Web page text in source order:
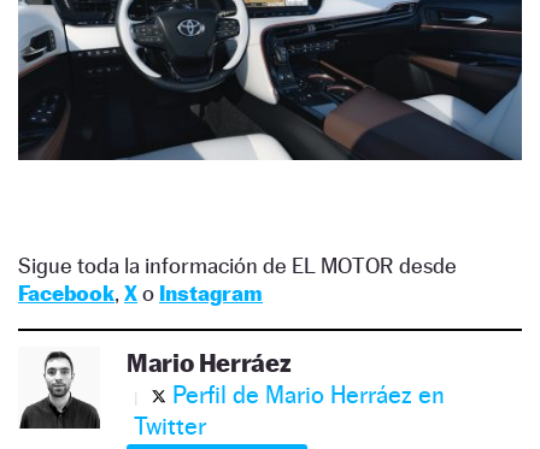
Sigue toda la información de EL MOTOR desde
Facebook, Xo Instagram
Mario Herráez
Perfil de Mario Herráez en
Twitter